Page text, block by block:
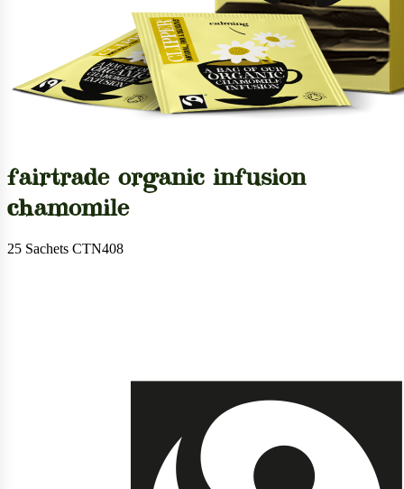
fairtrade organic infusion
chamomile
25 Sachets CTN408